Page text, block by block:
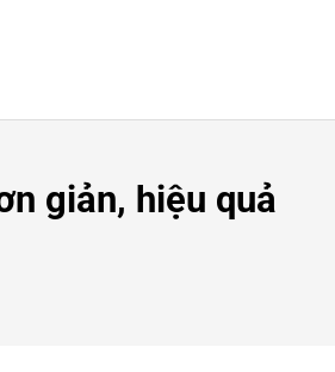
giản, hiệu quả